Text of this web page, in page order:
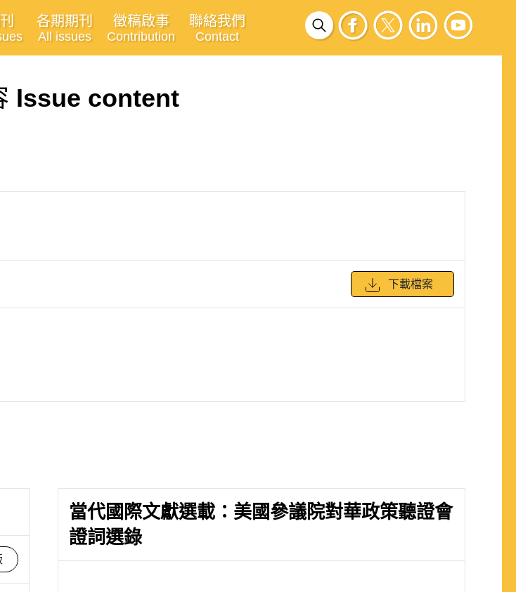
各期期刊
All issues
徵稿啟事
Contribution
聯絡我們
Contact
Issue content
下載檔案
當代國際文獻選載：美國參議院對華政策聽證會
證詞選錄